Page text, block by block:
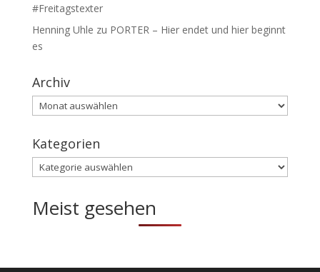
#Freitagstexter
Henning Uhle zu PORTER – Hier endet und hier beginnt
es
Archiv
Archiv
Kategorien
Kategorien
Meist gesehen